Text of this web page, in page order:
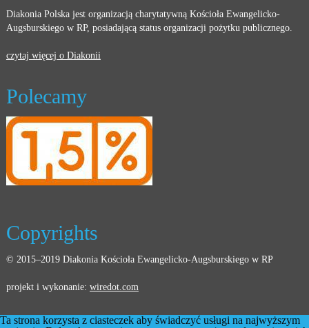
Diakonia Polska jest organizacją charytatywną Kościoła Ewangelicko-
Augsburskiego w RP, posiadającą status organizacji pożytku publicznego.
czytaj więcej o Diakonii
Polecamy
Copyrights
© 2015–2019 Diakonia Kościoła Ewangelicko-Augsburskiego w RP
projekt i wykonanie: wiredot.com
Ta strona korzysta z ciasteczek aby świadczyć usługi na najwyższym